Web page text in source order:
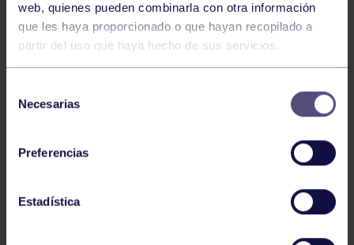
web, quienes pueden combinarla con otra información
que les haya proporcionado o que hayan recopilado a
partir del uso que haya hecho de sus servicios.
Necesarias
Preferencias
Estadística
ÚLTIMOS RESULTADOS DE LA SECCIÓN
Baloncesto